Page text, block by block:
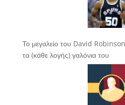
Το μεγαλείο του David
τα (κάθε λογής) γαλόνια του